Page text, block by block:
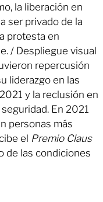
la liberación en
ser privado de la
protesta en
/ Despliegue visual
repercusión
liderazgo en las
y la reclusión en
En 2021
personas más
el Premio Claus
de las condiciones